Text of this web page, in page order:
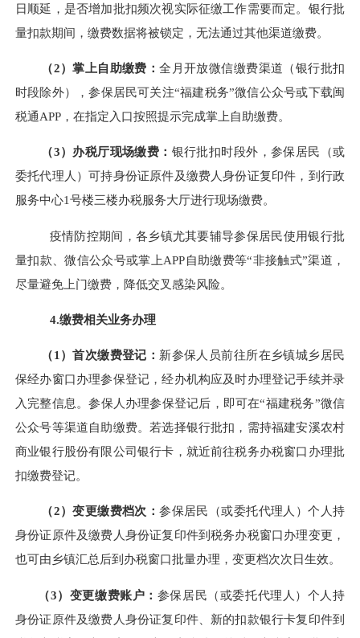
日顺延，是否增加批扣频次视实际征缴工作需要而定。银行批
量扣款期间，缴费数据将被锁定，无法通过其他渠道缴费。
（2）掌上自助缴费：全月开放微信缴费渠道（银行批扣
时段除外），参保居民可关注“福建税务”微信公众号或下载闽
税通APP，在指定入口按照提示完成掌上自助缴费。
（3）办税厅现场缴费： 银行批扣时段外，参保居民（或
委托代理人）可持身份证原件及缴费人身份证复印件，到行政
服务中心1号楼三楼办税服务大厅进行现场缴费。
疫情防控期间，各乡镇尤其要辅导参保居民使用银行批
量扣款、微信公众号或掌上APP自助缴费等“非接触式”渠道，
尽量避免上门缴费，降低交叉感染风险。
4.缴费相关业务办理
（1）首次缴费登记： 新参保人员前往所在乡镇城乡居民
保经办窗口办理参保登记，经办机构应及时办理登记手续并录
入完整信息。参保人办理参保登记后，即可在“福建税务”微信
公众号等渠道自助缴费。若选择银行批扣，需持福建安溪农村
商业银行股份有限公司银行卡，就近前往税务办税窗口办理批
扣缴费登记。
（2）变更缴费档次：参保居民（或委托代理人）个人持
身份证原件及缴费人身份证复印件到税务办税窗口办理变更，
也可由乡镇汇总后到办税窗口批量办理，变更档次次日生效。
（3）变更缴费账户： 参保居民（或委托代理人）个人持
身份证原件及缴费人身份证复印件、新的扣款银行卡复印件到